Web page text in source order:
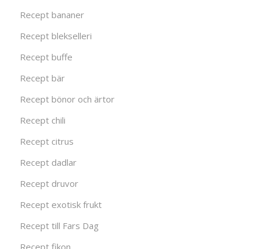
Recept bananer
Recept blekselleri
Recept buffe
Recept bär
Recept bönor och ärtor
Recept chili
Recept citrus
Recept dadlar
Recept druvor
Recept exotisk frukt
Recept till Fars Dag
Recept fikon